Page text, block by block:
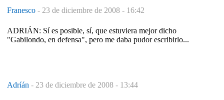
Franesco - 23 de diciembre de 2008 - 16:42
ADRIÁN: Sí es posible, sí, que estuviera mejor dicho
"Gabilondo, en defensa", pero me daba pudor escribirlo...
Adríán - 23 de diciembre de 2008 - 13:44